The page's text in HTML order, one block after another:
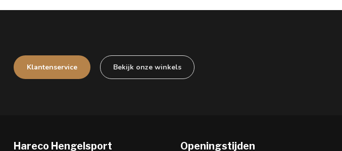
Klantenservice Bekijk onze winkels
Hareco Hengelsport Openingstijden